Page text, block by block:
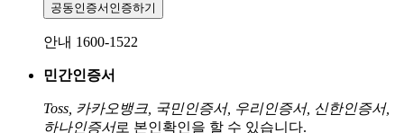
공동인증서 인증하기
안내 1600-1522
민간인증서
Toss, 카카오뱅크, 국민인증서, 우리인증서, 신한인증서,
하나인증서로 본인확인을 할 수 있습니다.